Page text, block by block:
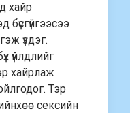
хайр
бүсгүйгээсээ
үздэг.
үйлдлийг
хайрлаж
Тэр
сексийн